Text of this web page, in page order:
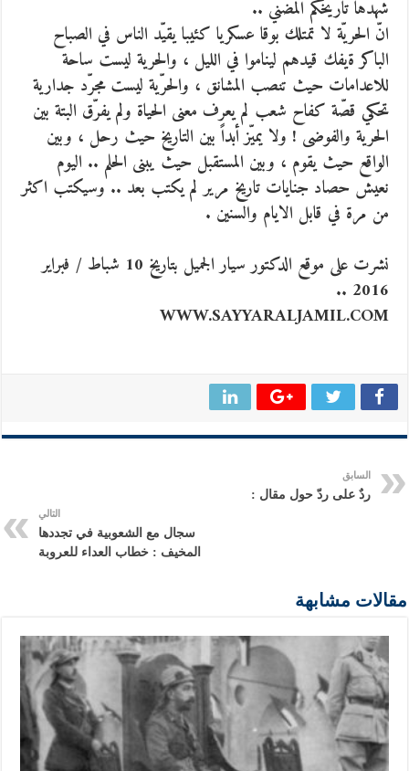
شهدها تاريخكم المضني ..
انّ الحريّة لا تمتلك بوقا عسكريا كئيبا يقيّد الناس في الصباح
الباكر ةيفك قيدهم ليناموا في الليل ، والحرية ليست ساحة
للاعدامات حيث تنصب المشانق ، والحرّية ليست مجرّد جدارية
تحكي قصّة كفاح شعب لم يعرف معنى الحياة ولم يفرّق البتة بين
الحرية والفوضى ! ولا يميّز أبداً بين التاريخ حيث رحل ، وبين
الواقع حيث يقوم ، وبين المستقبل حيث يبنى الحلم .. اليوم
نعيش حصاد جنايات تاريخ مرير لم يكتب بعد .. وسيكتب اكثر
من مرة في قابل الايام والسنين .
نشرت على موقع الدكتور سيار الجميل بتاريخ 10 شباط / فبراير
2016 ..
WWW.SAYYARALJAMIL.COM
السابق
ردٌ على ردّ حول مقال :
التالي
سجال مع الشعوبية في تجددها
المخيف : خطاب العداء للعروبة
مقالات مشابهة